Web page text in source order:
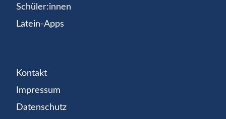
Schüler:innen
Latein-Apps
Kontakt
Impressum
Datenschutz